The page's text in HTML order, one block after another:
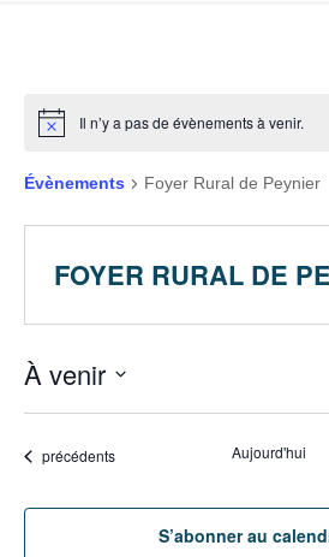
Il n’y a pas de évènements à venir.
Évènements Foyer Rural de Peynier
FOYER RURAL DE
À venir
date.Évènements
précédents Aujourd'hui
S’abonner au